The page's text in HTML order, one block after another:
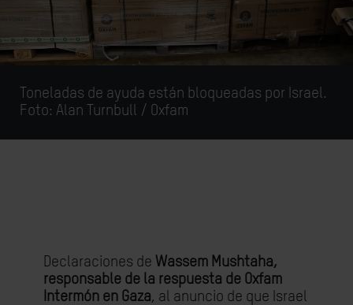
Toneladas de ayuda están bloqueadas por Israel.
Foto: Alan Turnbull / Oxfam
Declaraciones de Wassem Mushtaha,
responsable de la respuesta de Oxfam
Intermón en Gaza, al anuncio de que Israel